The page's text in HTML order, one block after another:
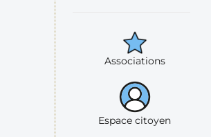
Associations
Espace citoyen